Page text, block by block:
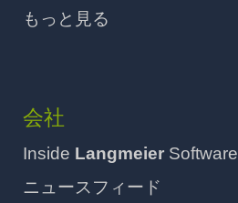
もっと見る
会社
Inside Langmeier Software
ニュースフィード